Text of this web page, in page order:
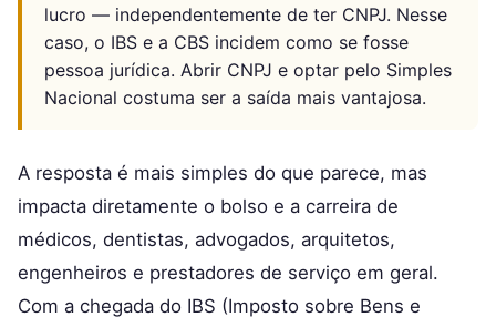
lucro — independentemente de ter CNPJ. Nesse
caso, o IBS e a CBS incidem como se fosse
pessoa jurídica. Abrir CNPJ e optar pelo Simples
Nacional costuma ser a saída mais vantajosa.
A resposta é mais simples do que parece, mas
impacta diretamente o bolso e a carreira de
médicos, dentistas, advogados, arquitetos,
engenheiros e prestadores de serviço em geral.
Com a chegada do IBS (Imposto sobre Bens e